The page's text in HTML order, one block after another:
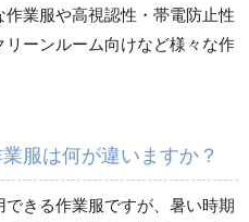
秋冬長袖
業服や高視認性・帯電防止性
リーンルーム向けなど様々な作
服は何が違いますか？
きる作業服ですが、暑い時期